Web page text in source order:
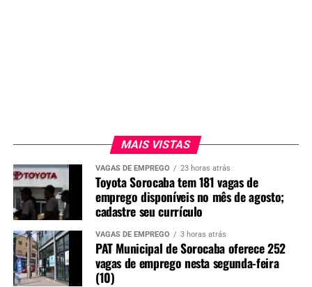
MAIS VISTAS
VAGAS DE EMPREGO 23 horas atrás
Toyota Sorocaba tem 181 vagas de
emprego disponíveis no mês de agosto;
cadastre seu currículo
VAGAS DE EMPREGO 3 horas atrás
PAT Municipal de Sorocaba oferece 252
vagas de emprego nesta segunda-feira
(10)